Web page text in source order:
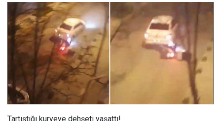
Tartıştığı kuryeye dehşeti yaşattı!